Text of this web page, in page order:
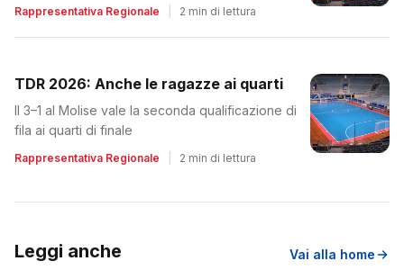
Rappresentativa Regionale 2 min di lettura
TDR 2026: Anche le ragazze ai quarti
Il 3–1 al Molise vale la seconda qualificazione di
fila ai quarti di finale
Rappresentativa Regionale 2 min di lettura
Leggi anche Vai alla home